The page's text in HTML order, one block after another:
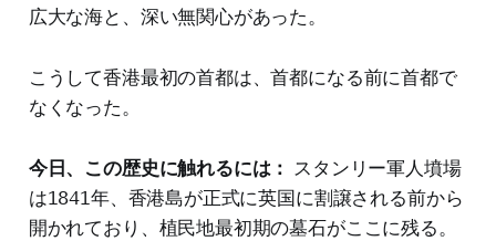
広大な海と、深い無関心があった。
こうして香港最初の首都は、首都になる前に首都で
なくなった。
今日、この歴史に触れるには： スタンリー軍人墳場
は1841年、香港島が正式に英国に割譲される前から
開かれており、植民地最初期の墓石がここに残る。